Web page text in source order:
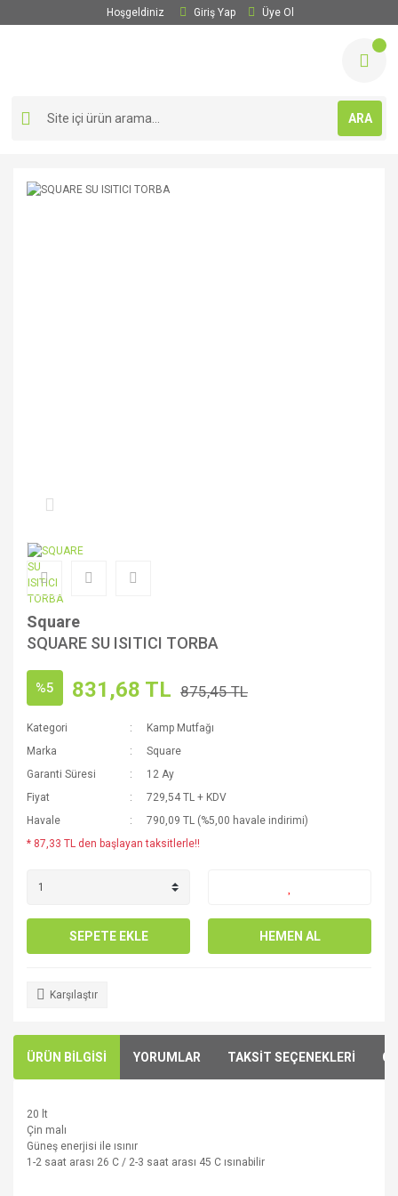
Hoşgeldiniz Giriş Yap Üye Ol
ARA
Square
SQUARE SU ISITICI TORBA
%5 831,68 TL 875,45 TL
Kategori
Kamp Mutfağı
Marka
Square
Garanti Süresi
12 Ay
Fiyat
729,54 TL + KDV
Havale
790,09 TL (%5,00 havale indirimi)
* 87,33 TL den başlayan taksitlerle!!
SEPETE EKLE HEMEN AL
Karşılaştır
ÜRÜN BİLGİSİ YORUMLAR TAKSİT SEÇENEKLERİ
20 lt
Çin malı
Güneş enerjisi ile ısınır
1-2 saat arası 26 C / 2-3 saat arası 45 C ısınabilir